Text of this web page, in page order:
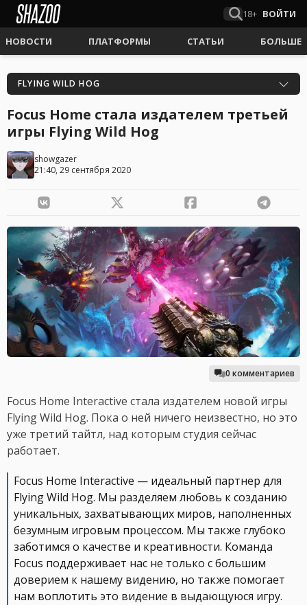
18+ ВОЙТИ
НОВОСТИ ПЛАТФОРМЫ СТАТЬИ БОЛЬШЕ
FLYING WILD HOG
Focus Home стала издателем третьей
игры Flying Wild Hog
showgazer
21:40, 29 сентября 2020
0 комментариев
Focus Home Interactive стала издателем новой игры
Flying Wild Hog. Пока о ней ничего неизвестно, но это
уже третий тайтл, над которым студия сейчас
работает.
Focus Home Interactive — идеальный партнер для
Flying Wild Hog. Мы разделяем любовь к созданию
уникальных, захватывающих миров, наполненных
безумным игровым процессом. Мы также глубоко
заботимся о качестве и креативности. Команда
Focus поддерживает нас не только с большим
доверием к нашему видению, но также помогает
нам воплотить это видение в выдающуюся игру.